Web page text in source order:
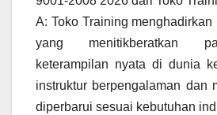
A: Toko Training
yang menitikberatkan
keterampilan nyata di dunia
instruktur berpengalaman dan
diperbarui sesuai kebutuhan